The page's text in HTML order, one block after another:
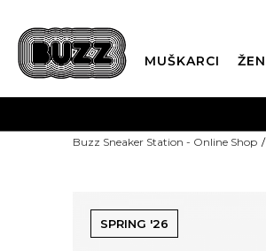
MUŠKARCI
Buzz Sneaker Station - Online Shop
SPRING '26